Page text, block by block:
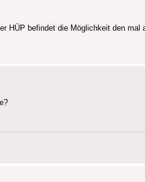
HÜP befindet die Möglichkeit den